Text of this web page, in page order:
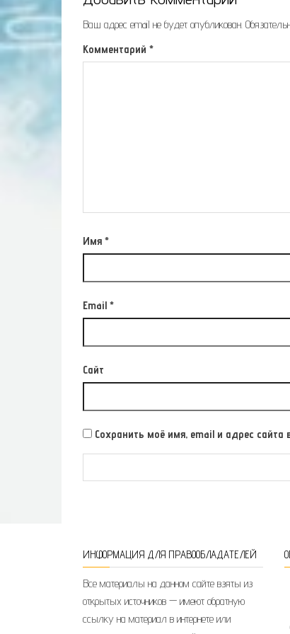
Ваш адрес email не будет опубликован.
Комментарий *
Имя *
Email *
Сайт
Сохранить моё имя, email и адрес
ИНФОРМАЦИЯ ДЛЯ ПРАВООБЛАДАТЕЛЕЙ
Все материалы на данном сайте взяты из
открытых источников — имеют обратную
ссылку на материал в интернете или